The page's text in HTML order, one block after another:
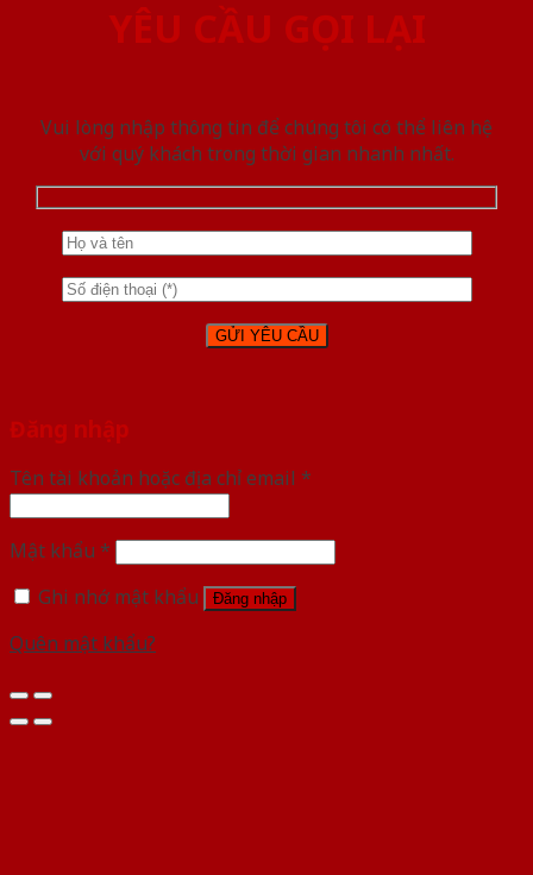
YÊU CẦU GỌI LẠI
Vui lòng nhập thông tin để chúng tôi có thể liên hệ
với quý khách trong thời gian nhanh nhất.
Đăng nhập
Tên tài khoản hoặc địa chỉ email *
Mật khẩu *
Ghi nhớ mật khẩu
Đăng nhập
Quên mật khẩu?